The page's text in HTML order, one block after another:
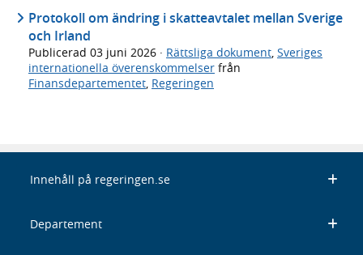
Protokoll om ändring i skatteavtalet mellan Sverige
och Irland
Publicerad 03 juni 2026 · Rättsliga dokument, Sveriges
internationella överenskommelser från
Finansdepartementet, Regeringen
Innehåll på regeringen.se
Departement